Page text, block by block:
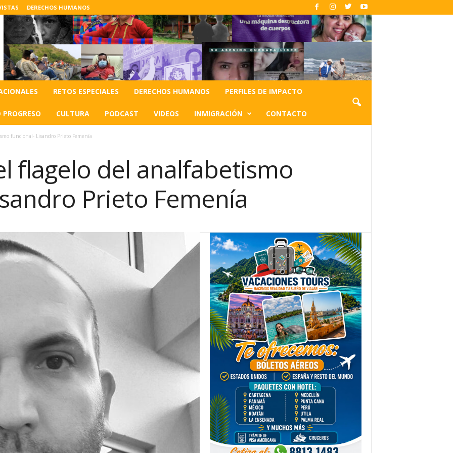
DERECHOS HUMANOS
RETOS ESPECIALES DERECHOS HUMANOS PERFILES DE IMPACTO
PROGRESO CULTURA PODCAST VIDEOS INMIGRACIÓN CONTACTO
funcional- Lisandro Prieto Femenía
flagelo del analfabetismo
Prieto Femenía